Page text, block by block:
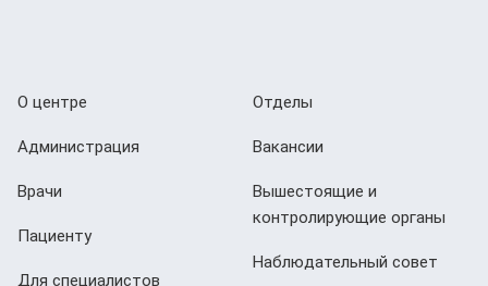
О центре
Администрация
Врачи
Пациенту
Для специалистов
Отделы
Вакансии
Вышестоящие и
контролирующие органы
Наблюдательный совет